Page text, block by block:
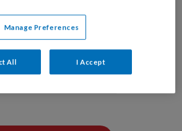
PREMIUM
dit artikel lezen?
Manage Preferences
All I Accept